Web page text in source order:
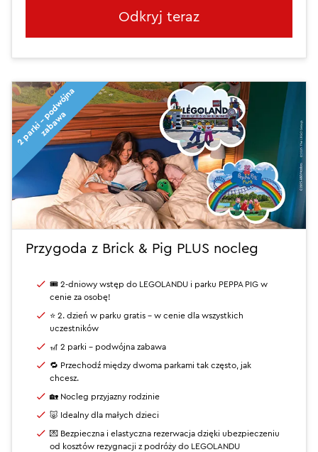
Odkryj teraz
2
p
a
r
k
i
-
p
o
d
w
ó
j
n
a
z
a
b
a
w
a
Przygoda z Brick & Pig PLUS nocleg
🎟 2-dniowy wstęp do LEGOLANDU i parku PEPPA PIG w
cenie za osobę!
⭐ 2. dzień w parku gratis – w cenie dla wszystkich
uczestników
🎢 2 parki - podwójna zabawa
🔁 Przechodź między dwoma parkami tak często, jak
chcesz.
🏡 Nocleg przyjazny rodzinie
🐷 Idealny dla małych dzieci
💌 Bezpieczna i elastyczna rezerwacja dzięki ubezpieczeniu
od kosztów rezygnacji z podróży do LEGOLANDU